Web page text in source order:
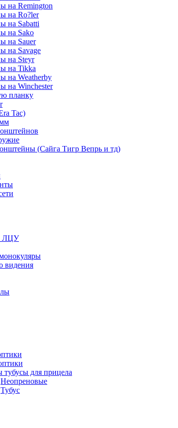
на Remington
на Ro?ler
на Sabatti
на Sako
на Sauer
на Savage
на Steyr
на Tikka
на Weatherby
на Winchester
планку
Tac)
(Сайга Тигр Вепрь и тд)
ЛЦУ
видения
тубусы для прицела
Неопреновые
Тубус